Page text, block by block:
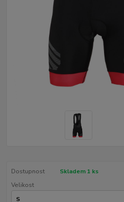
Dostupnost
Skladem 1 ks
Velikost